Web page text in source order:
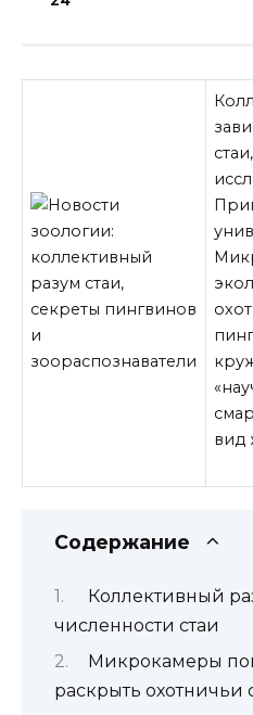
вид
Содержание
Коллективный
численности стаи
Микрокамеры
раскрыть